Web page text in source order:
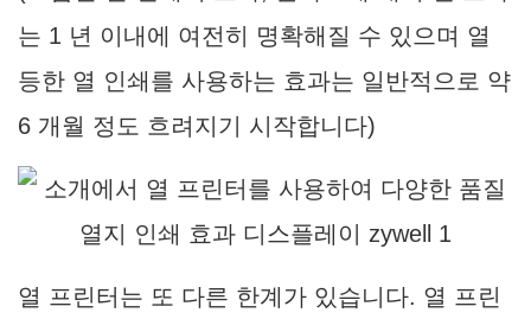
는 1 년 이내에 여전히 명확해질 수 있으며 열
등한 열 인쇄를 사용하는 효과는 일반적으로 약
6 개월 정도 흐려지기 시작합니다)
열 프린터는 또 다른 한계가 있습니다. 열 프린